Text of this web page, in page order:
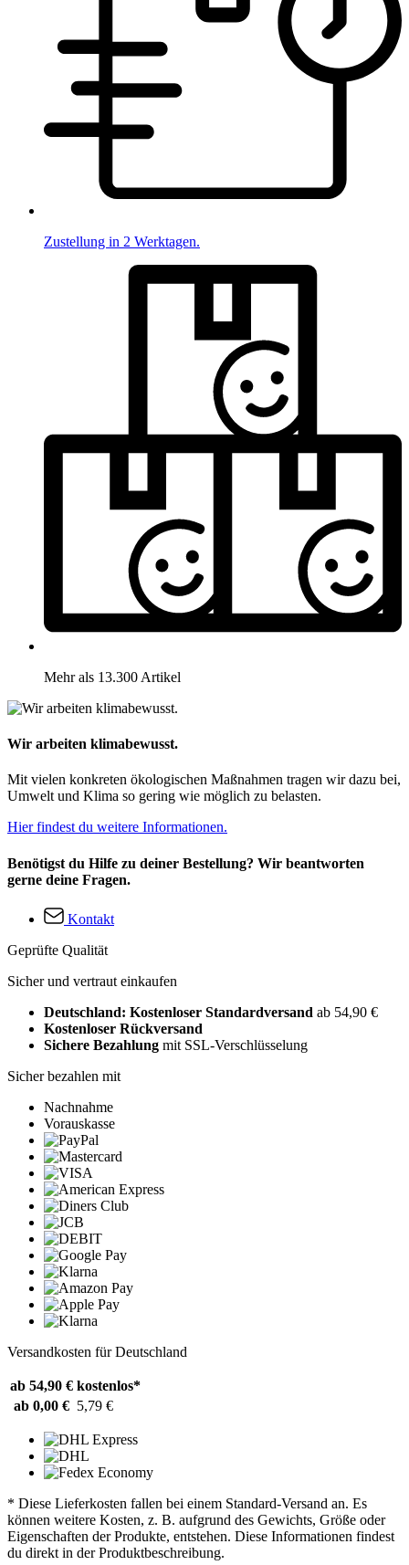
Zustellung in 2 Werktagen.
Mehr als 13.300 Artikel
Wir arbeiten klimabewusst.
Mit vielen konkreten ökologischen Maßnahmen tragen wir dazu bei,
Umwelt und Klima so gering wie möglich zu belasten.
Hier findest du weitere Informationen.
Benötigst du Hilfe zu deiner Bestellung? Wir beantworten
gerne deine Fragen.
Kontakt
Geprüfte Qualität
Sicher und vertraut einkaufen
Deutschland: Kostenloser Standardversand ab 54,90 €
Kostenloser Rückversand
Sichere Bezahlung mit SSL-Verschlüsselung
Sicher bezahlen mit
Nachnahme
Vorauskasse
Versandkosten für Deutschland
ab 54,90 € kostenlos*
ab 0,00 € 5,79 €
* Diese Lieferkosten fallen bei einem Standard-Versand an. Es
können weitere Kosten, z. B. aufgrund des Gewichts, Größe oder
Eigenschaften der Produkte, entstehen. Diese Informationen findest
du direkt in der Produktbeschreibung.